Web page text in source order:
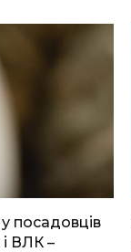
посадовців
ВЛК –